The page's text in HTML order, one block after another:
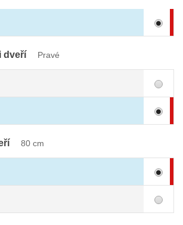
dveří Pravé
80 cm